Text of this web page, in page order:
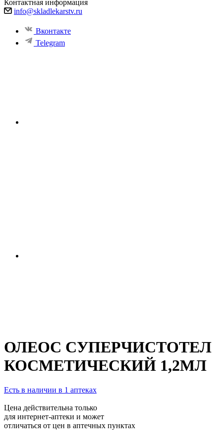
Контактная информация
info@skladlekarstv.ru
Вконтакте
Telegram
ОЛЕОС СУПЕРЧИСТОТЕЛ
КОСМЕТИЧЕСКИЙ 1,2МЛ
Есть в наличии в 1 аптеках
Цена действительна только
для интернет-аптеки и может
отличаться от цен в аптечных пунктах